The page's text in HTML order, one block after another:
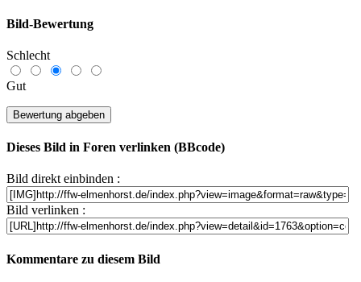
Bild-Bewertung
Schlecht
Gut
Dieses Bild in Foren verlinken (BBcode)
Bild direkt einbinden :
Bild verlinken :
Kommentare zu diesem Bild